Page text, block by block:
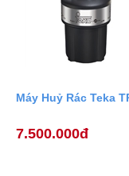
Máy Huỷ Rác Teka
7.500.000đ